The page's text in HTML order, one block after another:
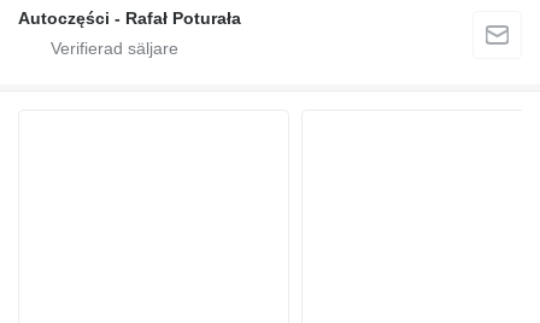
Autoczęści - Rafał Poturała